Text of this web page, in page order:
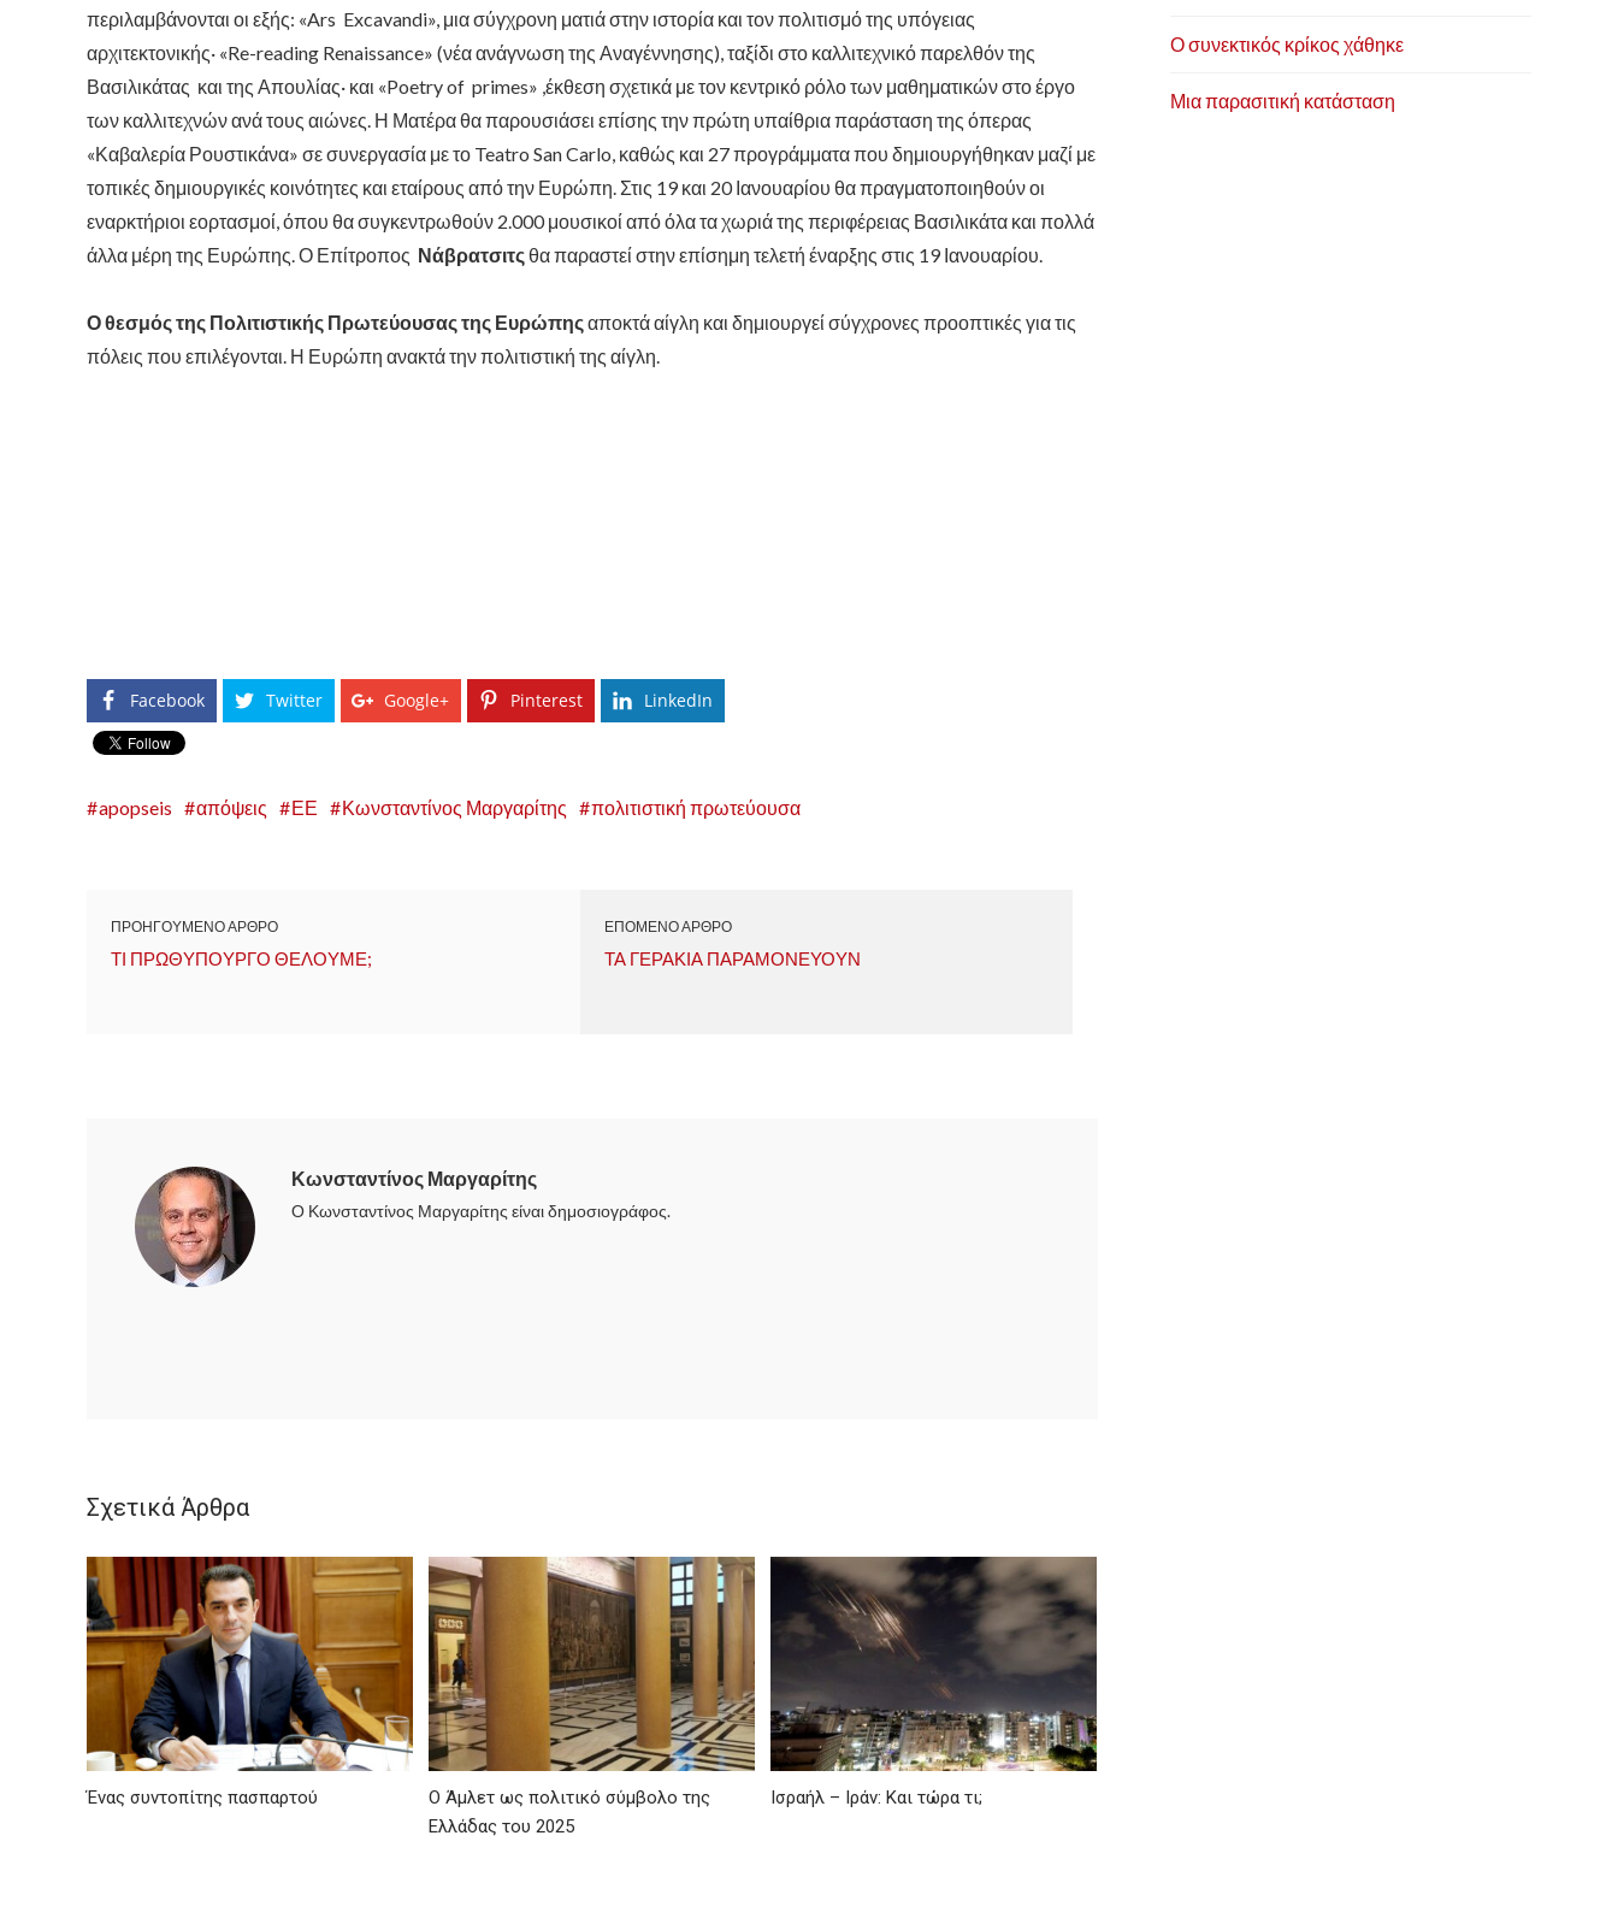
περιλαμβάνονται οι εξής: «Ars Excavandi», μια σύγχρονη ματιά στην ιστορία και τον πολιτισμό της υπόγειας
αρχιτεκτονικής· «Re-reading Renaissance» (νέα ανάγνωση της Αναγέννησης), ταξίδι στο καλλιτεχνικό παρελθόν της
Βασιλικάτας και της Απουλίας· και «Poetry of primes» ,έκθεση σχετικά με τον κεντρικό ρόλο των μαθηματικών στο έργο
των καλλιτεχνών ανά τους αιώνες. Η Ματέρα θα παρουσιάσει επίσης την πρώτη υπαίθρια παράσταση της όπερας
«Καβαλερία Ρουστικάνα» σε συνεργασία με το Teatro San Carlo, καθώς και 27 προγράμματα που δημιουργήθηκαν μαζί με
τοπικές δημιουργικές κοινότητες και εταίρους από την Ευρώπη. Στις 19 και 20 Ιανουαρίου θα πραγματοποιηθούν οι
εναρκτήριοι εορτασμοί, όπου θα συγκεντρωθούν 2.000 μουσικοί από όλα τα χωριά της περιφέρειας Βασιλικάτα και πολλά
άλλα μέρη της Ευρώπης. Ο Επίτροπος Νάβρατσιτςθα παραστεί στην επίσημη τελετή έναρξης στις 19 Ιανουαρίου.
Ο θεσμός της Πολιτιστικής Πρωτεύουσας της Ευρώπηςαποκτά αίγλη και δημιουργεί σύγχρονες προοπτικές για τις
πόλεις που επιλέγονται. Η Ευρώπη ανακτά την πολιτιστική της αίγλη.
Facebook Twitter Google+ Pinterest LinkedIn
apopseis απόψεις ΕΕ Κωνσταντίνος Μαργαρίτης πολιτιστική πρωτεύουσα
ΠΡΟΗΓΟΥΜΕΝΟ ΑΡΘΡΟ
ΤΙ ΠΡΩΘΥΠΟΥΡΓΟ ΘΕΛΟΥΜΕ;
ΕΠΟΜΕΝΟ ΑΡΘΡΟ
ΤΑ ΓΕΡΑΚΙΑ ΠΑΡΑΜΟΝΕΥΟΥΝ
Κωνσταντίνος Μαργαρίτης
Ο Κωνσταντίνος Μαργαρίτης είναι δημοσιογράφος.
Σχετικά Άρθρα
Ένας συντοπίτης πασπαρτού
Ο Άμλετ ως πολιτικό σύμβολο της
Ελλάδας του 2025
Ισραήλ – Ιράν: Και τώρα τι;
Ο συνεκτικός κρίκος χάθηκε
Μια παρασιτική κατάσταση